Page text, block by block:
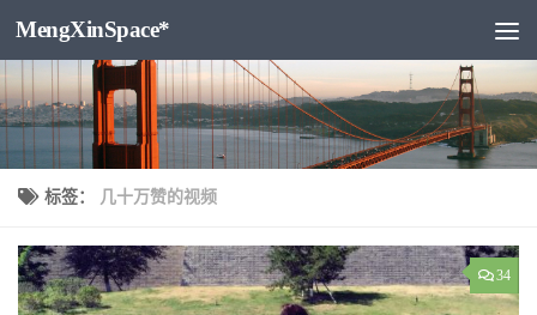
跳至内容
MengXinSpace*
标签： 几十万赞的视频
34